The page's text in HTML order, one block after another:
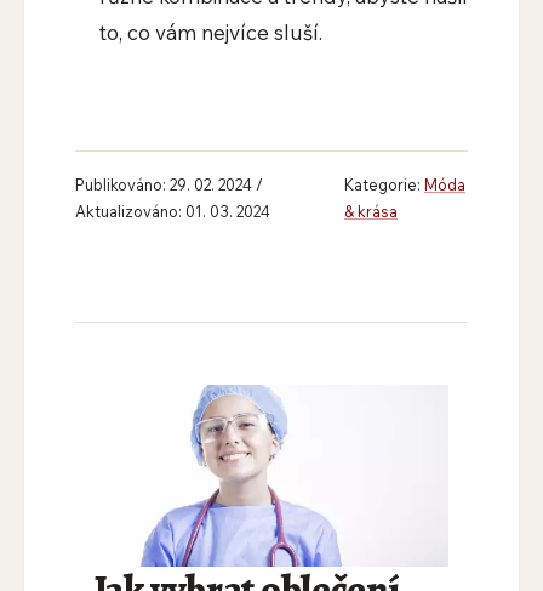
to, co vám nejvíce sluší.
Publikováno: 29. 02. 2024 /
Aktualizováno: 01. 03. 2024
Kategorie: Móda
& krása